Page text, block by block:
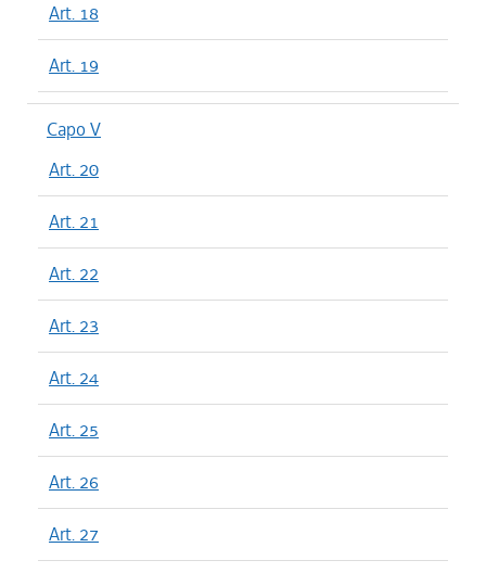
Art. 18
Art. 19
Capo V
Art. 20
Art. 21
Art. 22
Art. 23
Art. 24
Art. 25
Art. 26
Art. 27